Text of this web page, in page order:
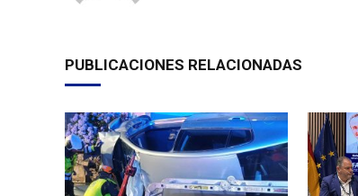
PUBLICACIONES RELACIONADAS